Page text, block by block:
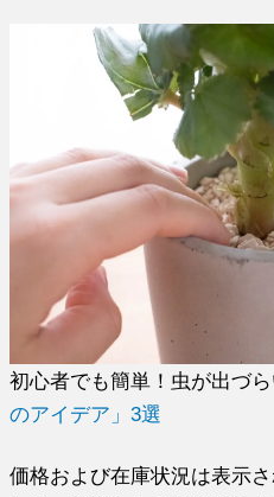
初心者でも簡単！虫が出づ
のアイデア」3選
価格および在庫状況は表示